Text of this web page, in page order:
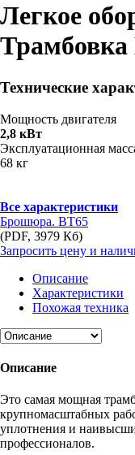
Легкое
Трамбовка
Технические
Мощность двигателя
2,8 кВт
Эксплуатационная
68 кг
Все характеристики
Брошюра. BT65
(PDF, 3979 Кб)
Запросить цену и
Описание
Характеристики
Похожая техника
Описание
Это самая мощная
крупномасштабных
уплотнения и
профессионалов.